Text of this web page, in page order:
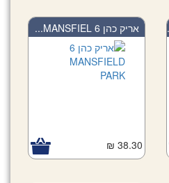
אריק כהן 6 MANSFIEL...
38.30 ₪